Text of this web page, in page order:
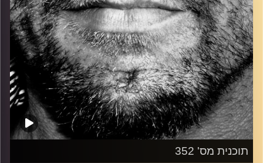
תוכנית מס' 352